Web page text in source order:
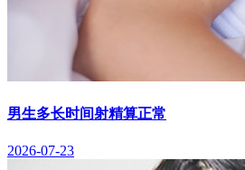
男生多长时间射精算正常
2026-07-23